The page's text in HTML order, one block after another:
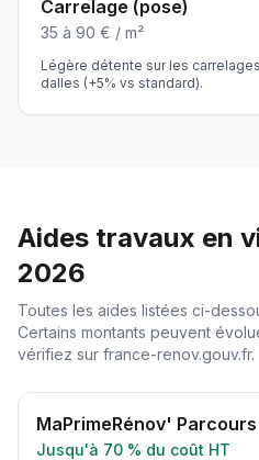
Carrelage (pose)
35 à 90 € / m²
Légère détente sur les
dalles (+5% vs standard).
Aides travaux en
2026
Toutes les aides listées ci-
Certains montants peuvent
vérifiez sur france-renov.gouv.fr.
MaPrimeRénov'
Jusqu'à 70 % du coût HT